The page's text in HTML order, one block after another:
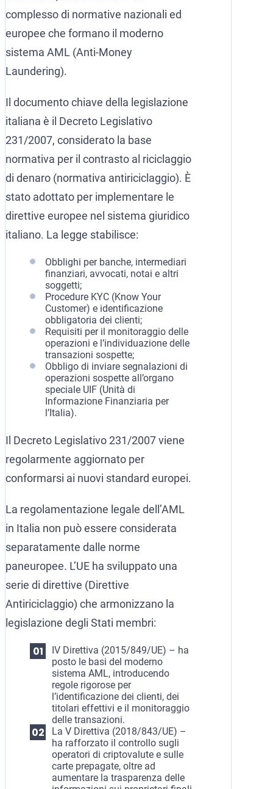
complesso di normative nazionali ed
europee che formano il moderno
sistema AML (Anti-Money
Laundering).
Il documento chiave della legislazione
italiana è il Decreto Legislativo
231/2007, considerato la base
normativa per il contrasto al riciclaggio
di denaro (normativa antiriciclaggio). È
stato adottato per implementare le
direttive europee nel sistema giuridico
italiano. La legge stabilisce:
Obblighi per banche, intermediari
finanziari, avvocati, notai e altri
soggetti;
Procedure KYC (Know Your
Customer) e identificazione
obbligatoria dei clienti;
Requisiti per il monitoraggio delle
operazioni e l’individuazione delle
transazioni sospette;
Obbligo di inviare segnalazioni di
operazioni sospette all’organo
speciale UIF (Unità di
Informazione Finanziaria per
l’Italia).
Il Decreto Legislativo 231/2007 viene
regolarmente aggiornato per
conformarsi ai nuovi standard europei.
La regolamentazione legale dell’AML
in Italia non può essere considerata
separatamente dalle norme
paneuropee. L’UE ha sviluppato una
serie di direttive (Direttive
Antiriciclaggio) che armonizzano la
legislazione degli Stati membri:
IV Direttiva (2015/849/UE) – ha
posto le basi del moderno
sistema AML, introducendo
regole rigorose per
l’identificazione dei clienti, dei
titolari effettivi e il monitoraggio
delle transazioni.
La V Direttiva (2018/843/UE) –
ha rafforzato il controllo sugli
operatori di criptovalute e sulle
carte prepagate, oltre ad
aumentare la trasparenza delle